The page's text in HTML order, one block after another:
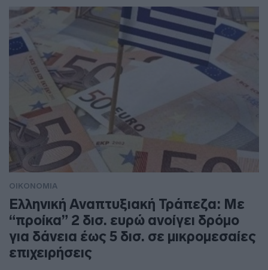
ΟΙΚΟΝΟΜΙΑ
Ελληνική Αναπτυξιακή Τράπεζα: Με
“προίκα” 2 δισ. ευρώ ανοίγει δρόμο
για δάνεια έως 5 δισ. σε μικρομεσαίες
επιχειρήσεις